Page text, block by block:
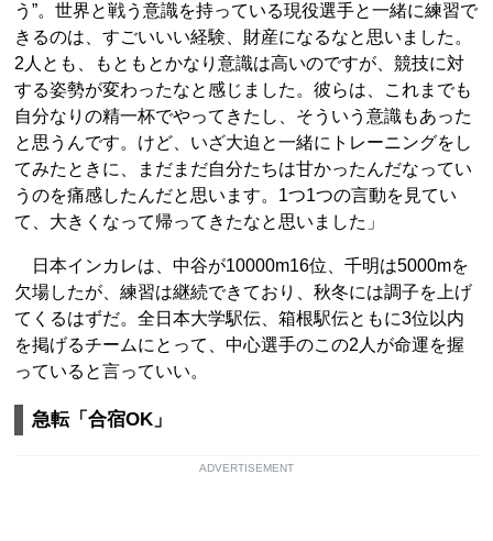
う”。世界と戦う意識を持っている現役選手と一緒に練習で
きるのは、すごいいい経験、財産になるなと思いました。
2人とも、もともとかなり意識は高いのですが、競技に対
する姿勢が変わったなと感じました。彼らは、これまでも
自分なりの精一杯でやってきたし、そういう意識もあった
と思うんです。けど、いざ大迫と一緒にトレーニングをし
てみたときに、まだまだ自分たちは甘かったんだなってい
うのを痛感したんだと思います。1つ1つの言動を見てい
て、大きくなって帰ってきたなと思いました」
日本インカレは、中谷が10000m16位、千明は5000mを
欠場したが、練習は継続できており、秋冬には調子を上げ
てくるはずだ。全日本大学駅伝、箱根駅伝ともに3位以内
を掲げるチームにとって、中心選手のこの2人が命運を握
っていると言っていい。
急転「合宿OK」
ADVERTISEMENT